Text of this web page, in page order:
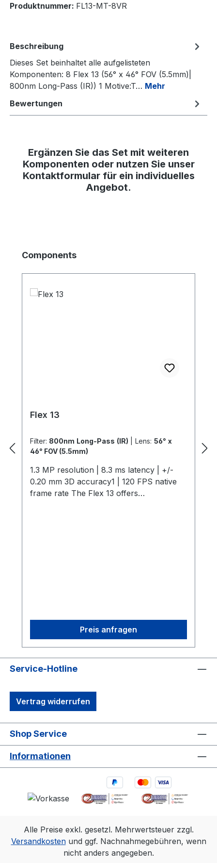
Produktnummer: FL13-MT-8VR
Beschreibung
Dieses Set beinhaltet alle aufgelisteten
Komponenten: 8 Flex 13 (56° x 46° FOV (5.5mm)|
800nm Long-Pass (IR)) 1 Motive:T… Mehr
Bewertungen
Ergänzen Sie das Set mit weiteren
Komponenten oder nutzen Sie unser
Kontaktformular für ein individuelles
Angebot.
Produktgalerie überspringen
Components
Flex 13
Filter: 800nm Long-Pass (IR) Lens: 56° x
46° FOV (5.5mm)
1.3 MP resolution | 8.3 ms latency | +/-
0.20 mm 3D accuracy1 | 120 FPS native
frame rate The Flex 13 offers
ranging from multi-actor capture to
computer vision integration. 1.3D accuracy
(9m×9m) tracking area. Range is estimated
using a 14 mm marker with cameras at an
lowest f-stop.
Preis anfragen
Service-Hotline
Vertrag widerrufen
Shop Service
Informationen
Alle Preise exkl. gesetzl. Mehrwertsteuer zzgl.
Versandkostenund ggf. Nachnahmegebühren, wenn
nicht anders angegeben.